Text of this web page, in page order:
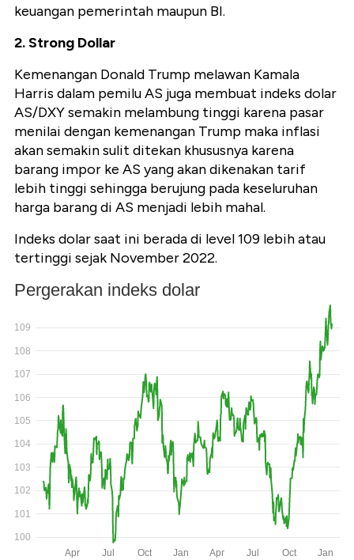
keuangan pemerintah maupun BI.
2. Strong Dollar
Kemenangan Donald Trump melawan Kamala
Harris dalam pemilu AS juga membuat indeks dolar
AS/DXY semakin melambung tinggi karena pasar
menilai dengan kemenangan Trump maka inflasi
akan semakin sulit ditekan khususnya karena
barang impor ke AS yang akan dikenakan tarif
lebih tinggi sehingga berujung pada keseluruhan
harga barang di AS menjadi lebih mahal.
Indeks dolar saat ini berada di level 109 lebih atau
tertinggi sejak November 2022.